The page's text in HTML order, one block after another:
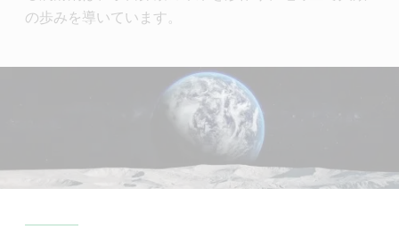
の歩みを導いています。